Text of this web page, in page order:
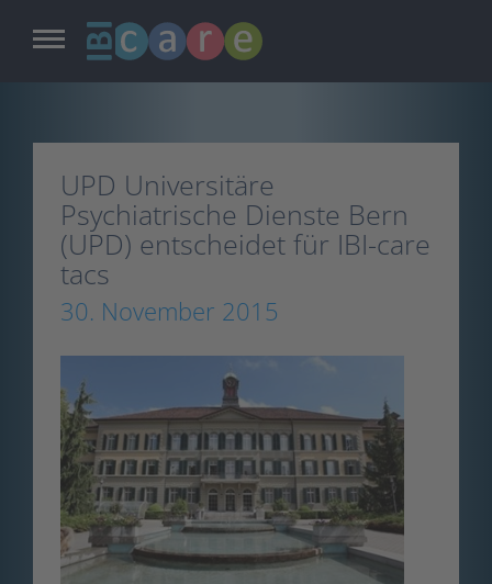
Inhalt
UPD Universitäre
Psychiatrische Dienste Bern
(UPD) entscheidet für IBI-care
tacs
30. November 2015